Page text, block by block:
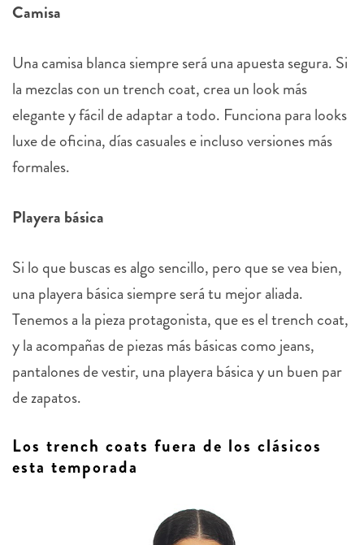
la mezclas con un trench coat, crea un look más
elegante y fácil de adaptar a todo. Funciona para looks
luxe de oficina, días casuales e incluso versiones más
formales.
una playera básica siempre será tu mejor aliada.
Tenemos a la pieza protagonista, que es el trench coat,
y la acompañas de piezas más básicas como jeans,
pantalones de vestir, una playera básica y un buen par
de zapatos.
esta temporada